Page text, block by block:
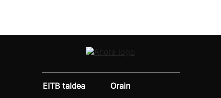
EITB taldea
Orain